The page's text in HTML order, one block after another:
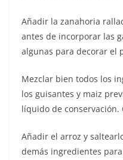
Añadir la zanahoria
antes de incorporar las
algunas para decorar el
Mezclar bien todos los
los guisantes y maiz
líquido de conservación.
Añadir el arroz y
demás ingredientes